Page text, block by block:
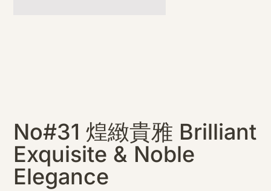
No#31 煌緻貴雅 Brilliant
Exquisite & Noble
Elegance